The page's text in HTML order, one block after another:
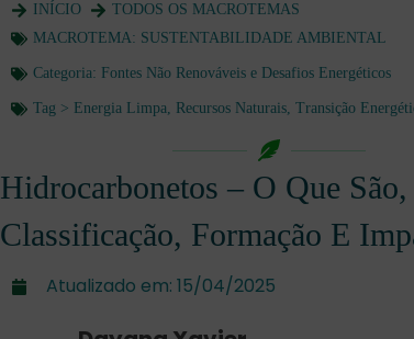
INÍCIO
TODOS OS MACROTEMAS
MACROTEMA: SUSTENTABILIDADE AMBIENTAL
Categoria: Fontes Não Renováveis e Desafios Energéticos
Tag > Energia Limpa, Recursos Naturais, Transição
Hidrocarbonetos – O Que São,
Classificação, Formação E
Atualizado em: 15/04/2025